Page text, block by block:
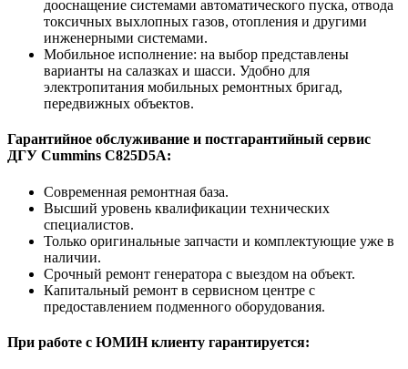
дооснащение системами автоматического пуска, отвода
токсичных выхлопных газов, отопления и другими
инженерными системами.
Мобильное исполнение: на выбор представлены
варианты на салазках и шасси. Удобно для
электропитания мобильных ремонтных бригад,
передвижных объектов.
Гарантийное обслуживание и постгарантийный сервис
ДГУ Cummins C825D5A:
Современная ремонтная база.
Высший уровень квалификации технических
специалистов.
Только оригинальные запчасти и комплектующие уже в
наличии.
Срочный ремонт генератора с выездом на объект.
Капитальный ремонт в сервисном центре с
предоставлением подменного оборудования.
При работе с ЮМИН клиенту гарантируется: